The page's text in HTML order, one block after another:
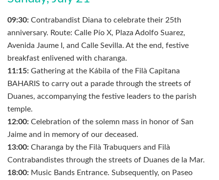
09:30: Contrabandist Diana to celebrate their 25th
anniversary. Route: Calle Pío X, Plaza Adolfo Suarez,
Avenida Jaume I, and Calle Sevilla. At the end, festive
breakfast enlivened with charanga.
11:15: Gathering at the Kábila of the Filà Capitana
BAHARIS to carry out a parade through the streets of
Duanes, accompanying the festive leaders to the parish
temple.
12:00: Celebration of the solemn mass in honor of San
Jaime and in memory of our deceased.
13:00: Charanga by the Filà Trabuquers and Filà
Contrabandistes through the streets of Duanes de la Mar.
18:00: Music Bands Entrance. Subsequently, on Paseo